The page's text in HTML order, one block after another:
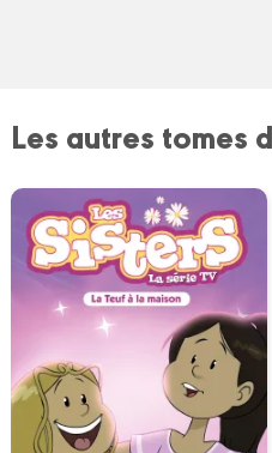
Les autres tomes